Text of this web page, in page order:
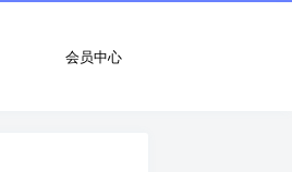
会员中心